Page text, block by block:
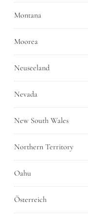
Montana
Moorea
Neuseeland
Nevada
New South Wales
Northern Territory
Oahu
Österreich